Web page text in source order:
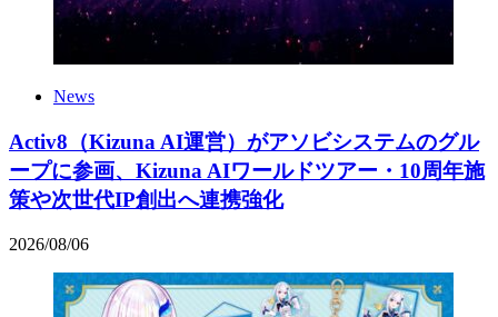
News
Activ8（Kizuna AI運営）がアソビシステムのグル
ープに参画、Kizuna AIワールドツアー・10周年施
策や次世代IP創出へ連携強化
2026/08/06